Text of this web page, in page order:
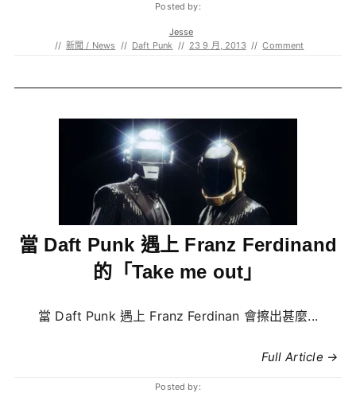
Posted by:
Jesse
// 新聞 / News // Daft Punk // 23 9 月, 2013 // Comment
當 Daft Punk 遇上 Franz Ferdinand
的「Take me out」
當 Daft Punk 遇上 Franz Ferdinan 會擦出甚麼...
Full Article →
Posted by: